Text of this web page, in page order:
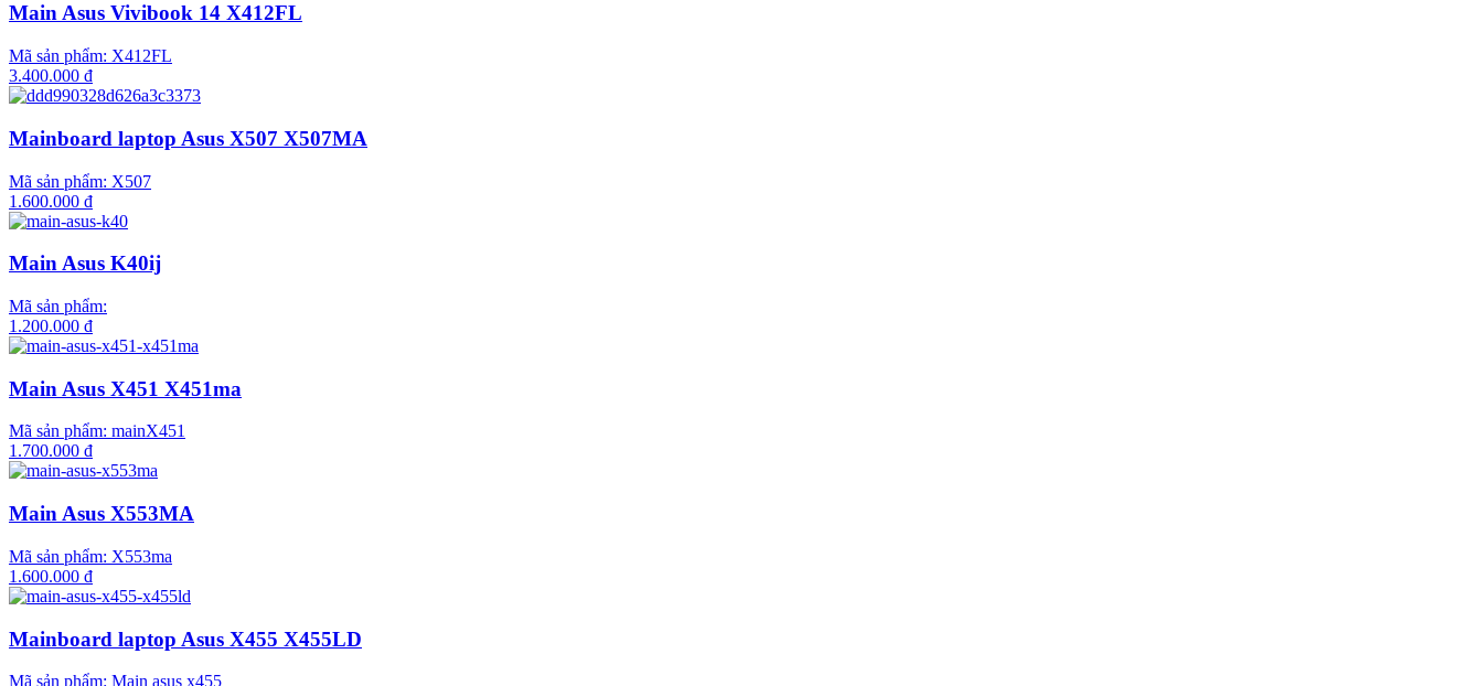
Main Asus Vivibook 14 X412FL
Mã sản phẩm: X412FL
3.400.000 đ
Mainboard laptop Asus X507 X507MA
Mã sản phẩm: X507
1.600.000 đ
Main Asus K40ij
Mã sản phẩm:
1.200.000 đ
Main Asus X451 X451ma
Mã sản phẩm: mainX451
1.700.000 đ
Main Asus X553MA
Mã sản phẩm: X553ma
1.600.000 đ
Mainboard laptop Asus X455 X455LD
Mã sản phẩm: Main asus x455